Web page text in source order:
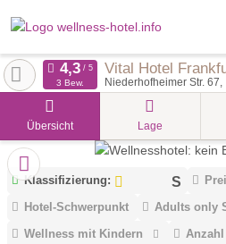
Vital Hotel
Niederhofheimer Str. 67
3 Bew.
Übersicht Lage
Klassifizierung:
Hotel-Schwerpunkt
Adults only
Wellness mit Kindern